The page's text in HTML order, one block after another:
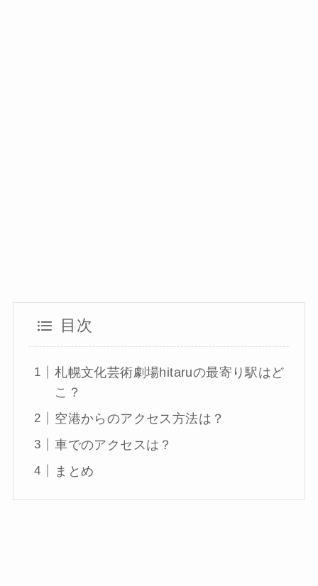
目次
札幌文化芸術劇場hitaruの最寄り駅はど
こ？
空港からのアクセス方法は？
車でのアクセスは？
まとめ